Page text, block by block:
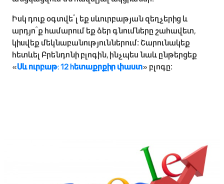
Իսկ դուք օգտվե՞լ եք սևուրբաթյան զեղչերից և
արդյո՞ք համարում եք ձեր գնումները շահավետ,
կիսվեք մեկնաբանություններում։ Շարունակեք
հետևել Բրենդոնի բլոգին, ինչպես նաև ընթերցեք
«Սև ուրբաթ: 12 hետաքրքիր փաստ» բլոգը։